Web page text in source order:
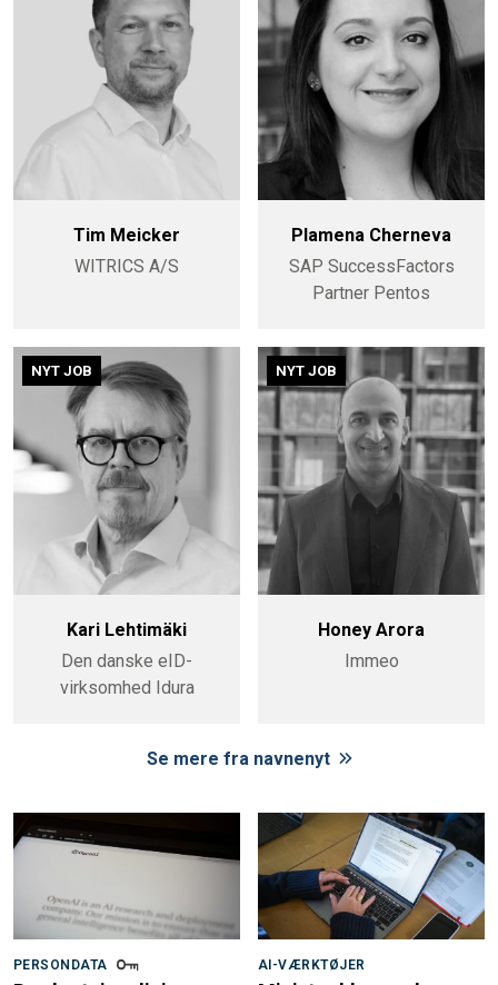
Tim Meicker
WITRICS A/S
Plamena Cherneva
SAP SuccessFactors
Partner Pentos
NYT JOB
Kari Lehtimäki
Den danske eID-
virksomhed Idura
NYT JOB
Honey Arora
Immeo
Se mere fra navnenyt
PERSONDATA AI-VÆRKTØJER